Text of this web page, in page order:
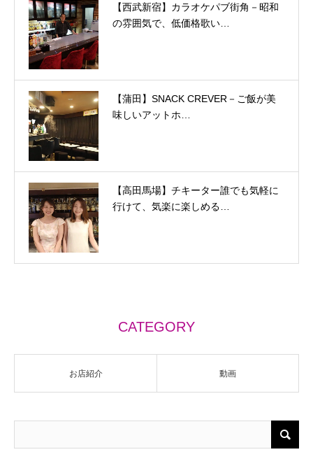
【西武新宿】カラオケパブ街角－昭和
の雰囲気で、低価格歌い…
【蒲田】SNACK CREVER－ご飯が美
味しいアットホ…
【高田馬場】チキーター誰でも気軽に
行けて、気楽に楽しめる…
CATEGORY
お店紹介 動画